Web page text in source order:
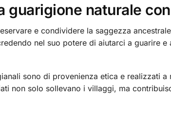
guarigione naturale
e condividere la saggezza
nel suo potere di aiutarci a guarire
sono di provenienza etica e realizzati
non solo sollevano i villaggi, ma